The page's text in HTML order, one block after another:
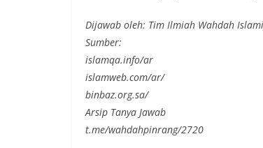
Dijawab oleh: Tim Ilmiah Wahdah
Sumber:
islamqa.info/ar
islamweb.com/ar/
binbaz.org.sa/
Arsip Tanya Jawab
t.me/wahdahpinrang/2720